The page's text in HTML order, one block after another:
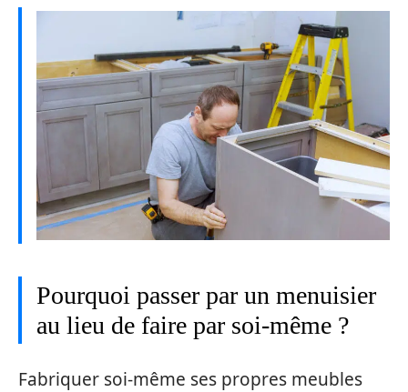
Pourquoi passer par un menuisier
au lieu de faire par soi-même ?
Fabriquer soi-même ses propres meubles